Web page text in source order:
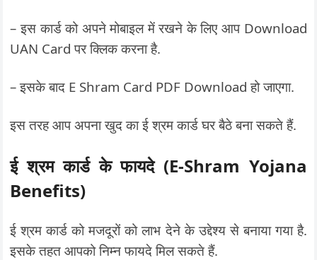
– इस कार्ड को अपने मोबाइल में रखने के लिए आप Download
UAN Card पर क्लिक करना है.
– इसके बाद E Shram Card PDF Download हो जाएगा.
इस तरह आप अपना खुद का ई श्रम कार्ड घर बैठे बना सकते हैं.
ई श्रम कार्ड के फायदे (E-Shram Yojana
Benefits)
ई श्रम कार्ड को मजदूरों को लाभ देने के उद्देश्य से बनाया गया है.
इसके तहत आपको निम्न फायदे मिल सकते हैं.